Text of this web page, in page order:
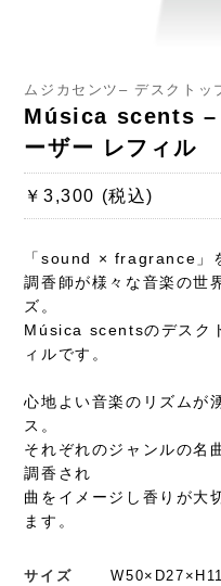
ムジカセンツ– デスクトッ
Música scents –
ーザー レフィル
￥3,300 (税込)
「sound × fragrance」
調香師が様々な音楽の世
ズ。
Música scentsのデスク
ィルです。
心地よい音楽のリズムが
ス。
それぞれのジャンルの名
調香され
曲をイメージし香りが大
ます。
サイズ